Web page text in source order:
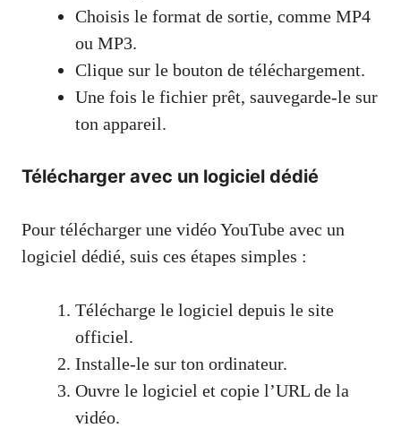
Choisis le format de sortie, comme MP4
ou MP3.
Clique sur le bouton de téléchargement.
Une fois le fichier prêt, sauvegarde-le sur
ton appareil.
Télécharger avec un logiciel dédié
Pour télécharger une vidéo YouTube avec un
logiciel dédié, suis ces étapes simples :
Télécharge le logiciel depuis le site
officiel.
Installe-le sur ton ordinateur.
Ouvre le logiciel et copie l’URL de la
vidéo.